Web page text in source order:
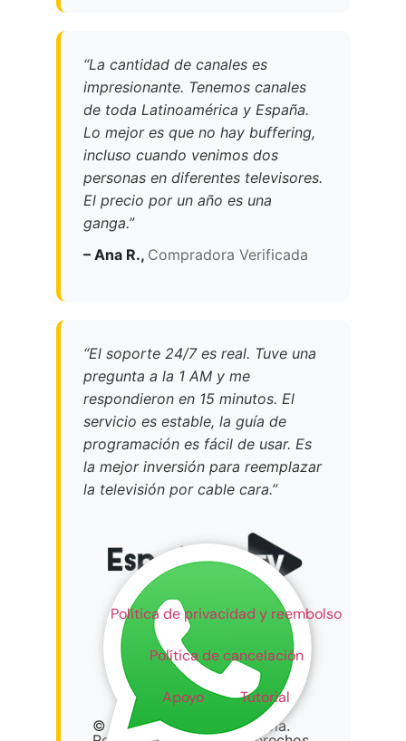
“La cantidad de canales es
impresionante. Tenemos canales
de toda Latinoamérica y España.
Lo mejor es que no hay buffering,
incluso cuando venimos dos
personas en diferentes televisores.
El precio por un año es una
ganga.”
– Ana R., Compradora Verificada
“El soporte 24/7 es real. Tuve una
pregunta a la 1 AM y me
respondieron en 15 minutos. El
servicio es estable, la guía de
programación es fácil de usar. Es
la mejor inversión para reemplazar
la televisión por cable cara.”
Política de privacidad y reembolso
Política de cancelación
Apoyo Tutorial
© 2025 Televisión Española.